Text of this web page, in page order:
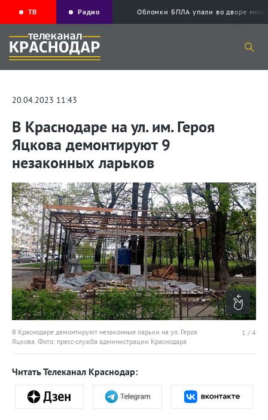
ТВ Радио Обломки БПЛА упали во дворе
20.04.2023 11:43
В Краснодаре на ул. им. Героя
Яцкова демонтируют 9
незаконных ларьков
1 /4
В Краснодаре демонтируют незаконные ларьки на ул. Героя
Яцкова. Фото: пресс-служба администрации Краснодара
Читать Телеканал Краснодар: